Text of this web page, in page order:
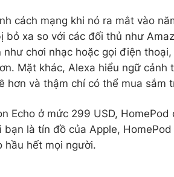
cách mạng khi nó ra mắt vào
bỏ xa so với các đối thủ như
chơi nhạc hoặc gọi điện
Mặt khác, Alexa hiểu ngữ cảnh
hơn và thậm chí có thể mua sắm
Echo ở mức 299 USD,
là tín đồ của Apple,
hầu hết mọi người.